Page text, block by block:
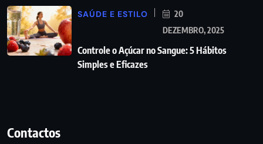
SAÚDE E ESTILO
20
DEZEMBRO, 2025
Controle o Açúcar no Sangue: 5 Hábitos
Simples e Eficazes
Contactos